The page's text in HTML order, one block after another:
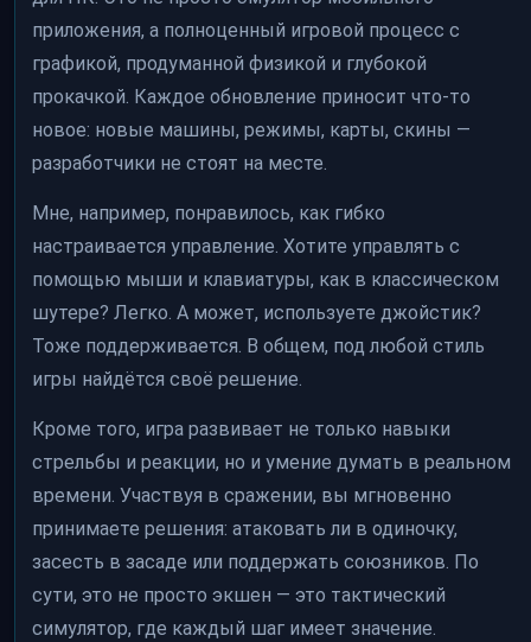
приложения, а полноценный игровой процесс с
графикой, продуманной физикой и глубокой
прокачкой. Каждое обновление приносит что-то
новое: новые машины, режимы, карты, скины —
разработчики не стоят на месте.
Мне, например, понравилось, как гибко
настраивается управление. Хотите управлять с
помощью мыши и клавиатуры, как в классическом
шутере? Легко. А может, используете джойстик?
Тоже поддерживается. В общем, под любой стиль
игры найдётся своё решение.
Кроме того, игра развивает не только навыки
стрельбы и реакции, но и умение думать в реальном
времени. Участвуя в сражении, вы мгновенно
принимаете решения: атаковать ли в одиночку,
засесть в засаде или поддержать союзников. По
сути, это не просто экшен — это тактический
симулятор, где каждый шаг имеет значение.